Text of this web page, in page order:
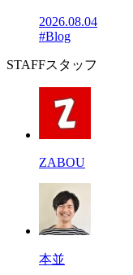
2026.08.04
#Blog
STAFFスタッフ
ZABOU
本並